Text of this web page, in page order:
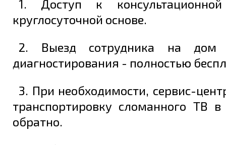
1. Доступ к
круглосуточной основе.
2. Выезд сотрудника на дом
диагностирования - полностью
3. При необходимости, сервис-
транспортировку сломанного ТВ
обратно.